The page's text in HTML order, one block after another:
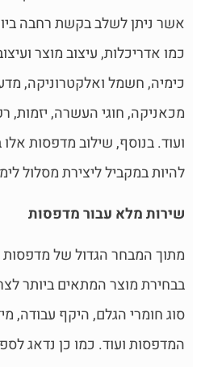
אשר ניתן לשלב בקשת רחבה
כמו אדריכלות, עיצוב מוצר
כימיה, חשמל ואלקטרוניקה,
מכאניקה, חוגי העשרה, יזמות,
ועוד. בנוסף, שילוב מדפסות אלו
להיות במקביל ליצירת מסלול
שירות מלא עבור מדפסות
מתוך המבחר הגדול של מדפסות
בבחירת מוצר המתאים ביותר
סוג חומרי הגלם, היקף עבודה,
המדפסות ועוד. כמו כן נדאג